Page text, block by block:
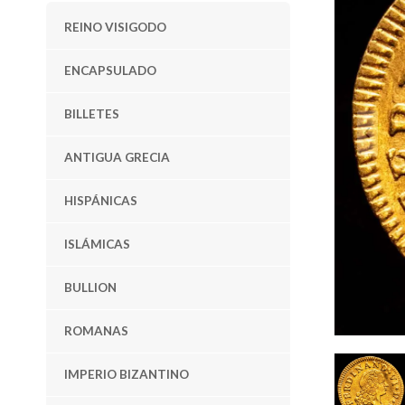
REINO VISIGODO
ENCAPSULADO
BILLETES
ANTIGUA GRECIA
HISPÁNICAS
ISLÁMICAS
BULLION
ROMANAS
IMPERIO BIZANTINO